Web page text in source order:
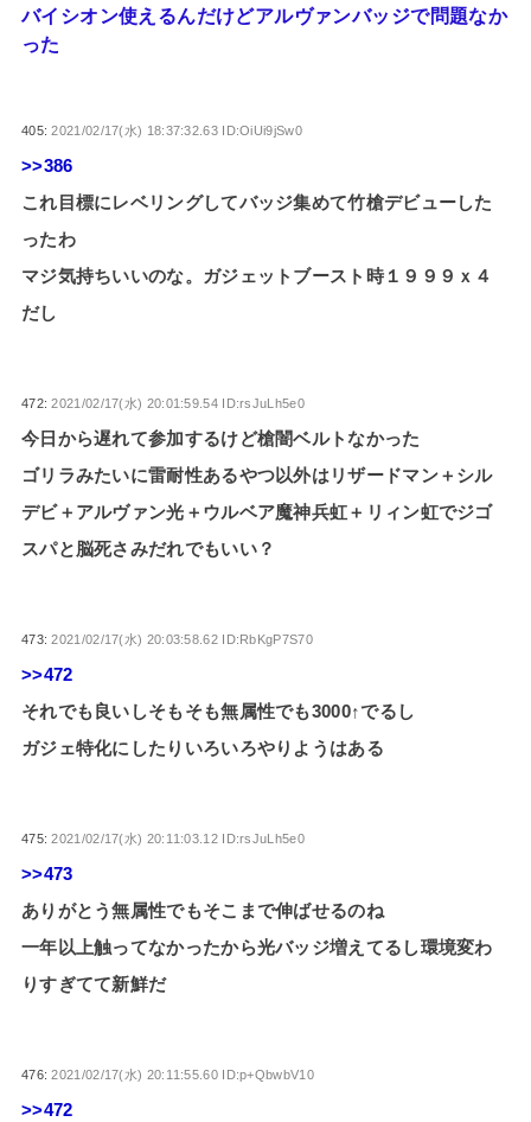
バイシオン使えるんだけどアルヴァンバッジで問題なか
った
405:2021/02/17(水) 18:37:32.63 ID:OiUi9jSw0
>>386
これ目標にレベリングしてバッジ集めて竹槍デビューした
ったわ
マジ気持ちいいのな。ガジェットブースト時１９９９ｘ４
だし
472:2021/02/17(水) 20:01:59.54 ID:rsJuLh5e0
今日から遅れて参加するけど槍闇ベルトなかった
ゴリラみたいに雷耐性あるやつ以外はリザードマン＋シル
デビ＋アルヴァン光＋ウルベア魔神兵虹＋リィン虹でジゴ
スパと脳死さみだれでもいい？
473:2021/02/17(水) 20:03:58.62 ID:RbKgP7S70
>>472
それでも良いしそもそも無属性でも3000↑でるし
ガジェ特化にしたりいろいろやりようはある
475:2021/02/17(水) 20:11:03.12 ID:rsJuLh5e0
>>473
ありがとう無属性でもそこまで伸ばせるのね
一年以上触ってなかったから光バッジ増えてるし環境変わ
りすぎてて新鮮だ
476:2021/02/17(水) 20:11:55.60 ID:p+QbwbV10
>>472